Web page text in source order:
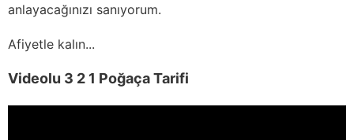
anlayacağınızı sanıyorum.
Afiyetle kalın...
Videolu 3 2 1 Poğaça Tarifi